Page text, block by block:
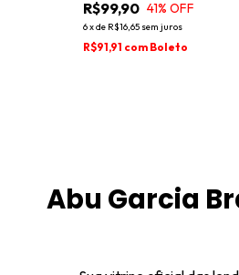
R$99,90 41% OFF
6xde R$16,65 sem juros
R$91,91 com Boleto
Abu Garcia